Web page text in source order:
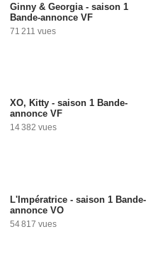
Ginny & Georgia - saison 1
Bande-annonce VF
71 211 vues
XO, Kitty - saison 1 Bande-
annonce VF
14 382 vues
L'Impératrice - saison 1 Bande-
annonce VO
54 817 vues